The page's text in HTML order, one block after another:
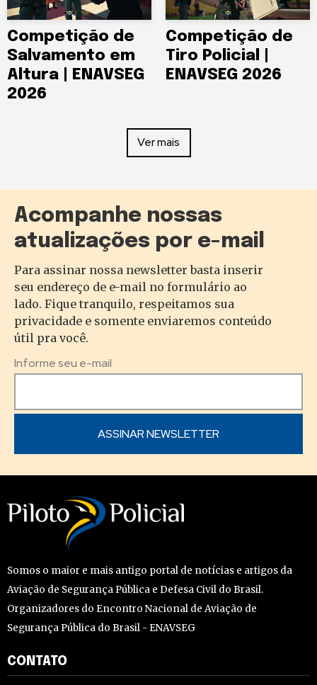
Competição de
Salvamento em
Altura | ENAVSEG
2026
Competição de
Tiro Policial |
ENAVSEG 2026
Ver mais
Acompanhe nossas
atualizações por e-mail
Para assinar nossa newsletter basta inserir
seu endereço de e-mail no formulário ao
lado. Fique tranquilo, respeitamos sua
privacidade e somente enviaremos conteúdo
útil pra você.
Informe seu e-mail
Somos o maior e mais antigo portal de notícias e artigos da
Aviação de Segurança Pública e Defesa Civil do Brasil.
Organizadores do Encontro Nacional de Aviação de
Segurança Pública do Brasil - ENAVSEG
CONTATO